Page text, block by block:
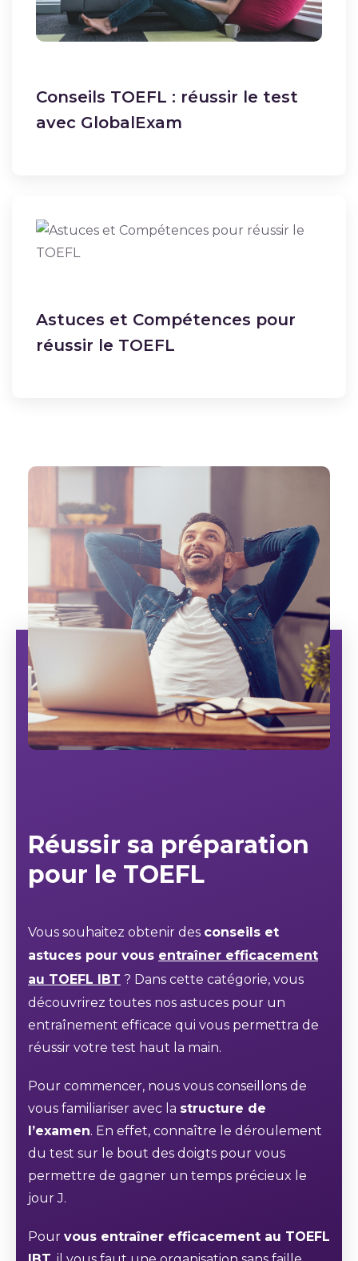
Conseils TOEFL : réussir le test
avec GlobalExam
Astuces et Compétences pour
réussir le TOEFL
Réussir sa préparation
pour le TOEFL
Vous souhaitez obtenir des conseils et
astuces pour vous entraîner efficacement
au TOEFL IBT ? Dans cette catégorie, vous
découvrirez toutes nos astuces pour un
entraînement efficace qui vous permettra de
réussir votre test haut la main.
Pour commencer, nous vous conseillons de
vous familiariser avec la structure de
l’examen. En effet, connaître le déroulement
du test sur le bout des doigts pour vous
permettre de gagner un temps précieux le
jour J.
Pour vous entraîner efficacement au TOEFL